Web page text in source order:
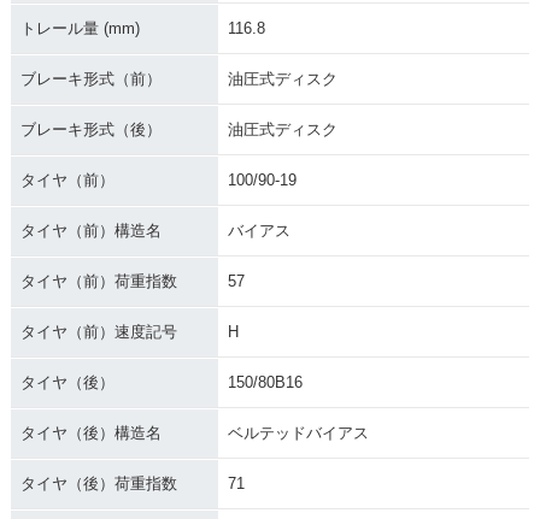
トレール量 (mm) 116.8
ブレーキ形式（前） 油圧式ディスク
ブレーキ形式（後） 油圧式ディスク
タイヤ（前） 100/90-19
タイヤ（前）構造名 バイアス
タイヤ（前）荷重指数 57
タイヤ（前）速度記号 H
タイヤ（後） 150/80B16
タイヤ（後）構造名 ベルテッドバイアス
タイヤ（後）荷重指数 71